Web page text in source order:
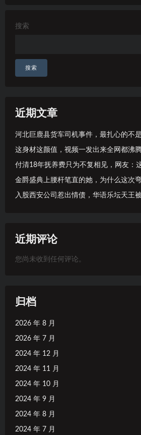
搜索
搜索
近期文章
河北巨鹿县货车司机事件，最扎心的不
这身材这颜值，视频一发出来全网都沸
付清18年抚养费只为不复相见，网友：
金爵盛典上腰杆笔直的她，为什么这次
入股西安公司惹出情债，华语乐坛天王
近期评论
您尚未收到任何评论。
归档
2026 年 8 月
2026 年 7 月
2024 年 12 月
2024 年 11 月
2024 年 10 月
2024 年 9 月
2024 年 8 月
2024 年 7 月